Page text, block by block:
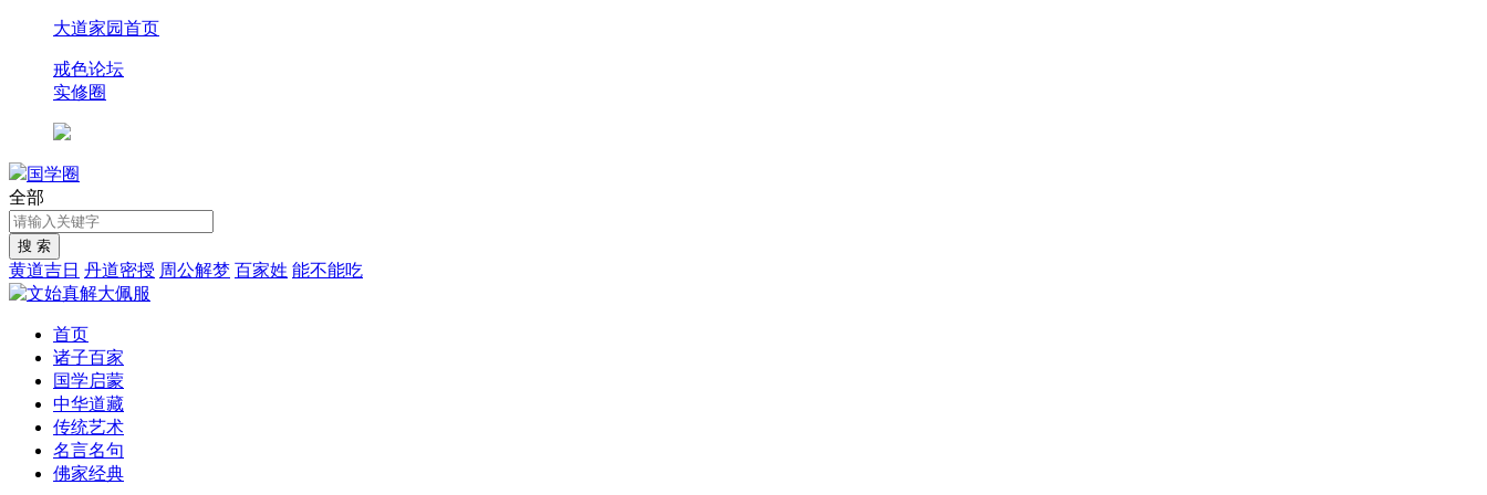
大道家园首页
戒色论坛
实修圈
国学圈
全部
黄道吉日 丹道密授 周公解梦 百家姓 能不能吃
首页
诸子百家
国学启蒙
中华道藏
传统艺术
名言名句
佛家经典